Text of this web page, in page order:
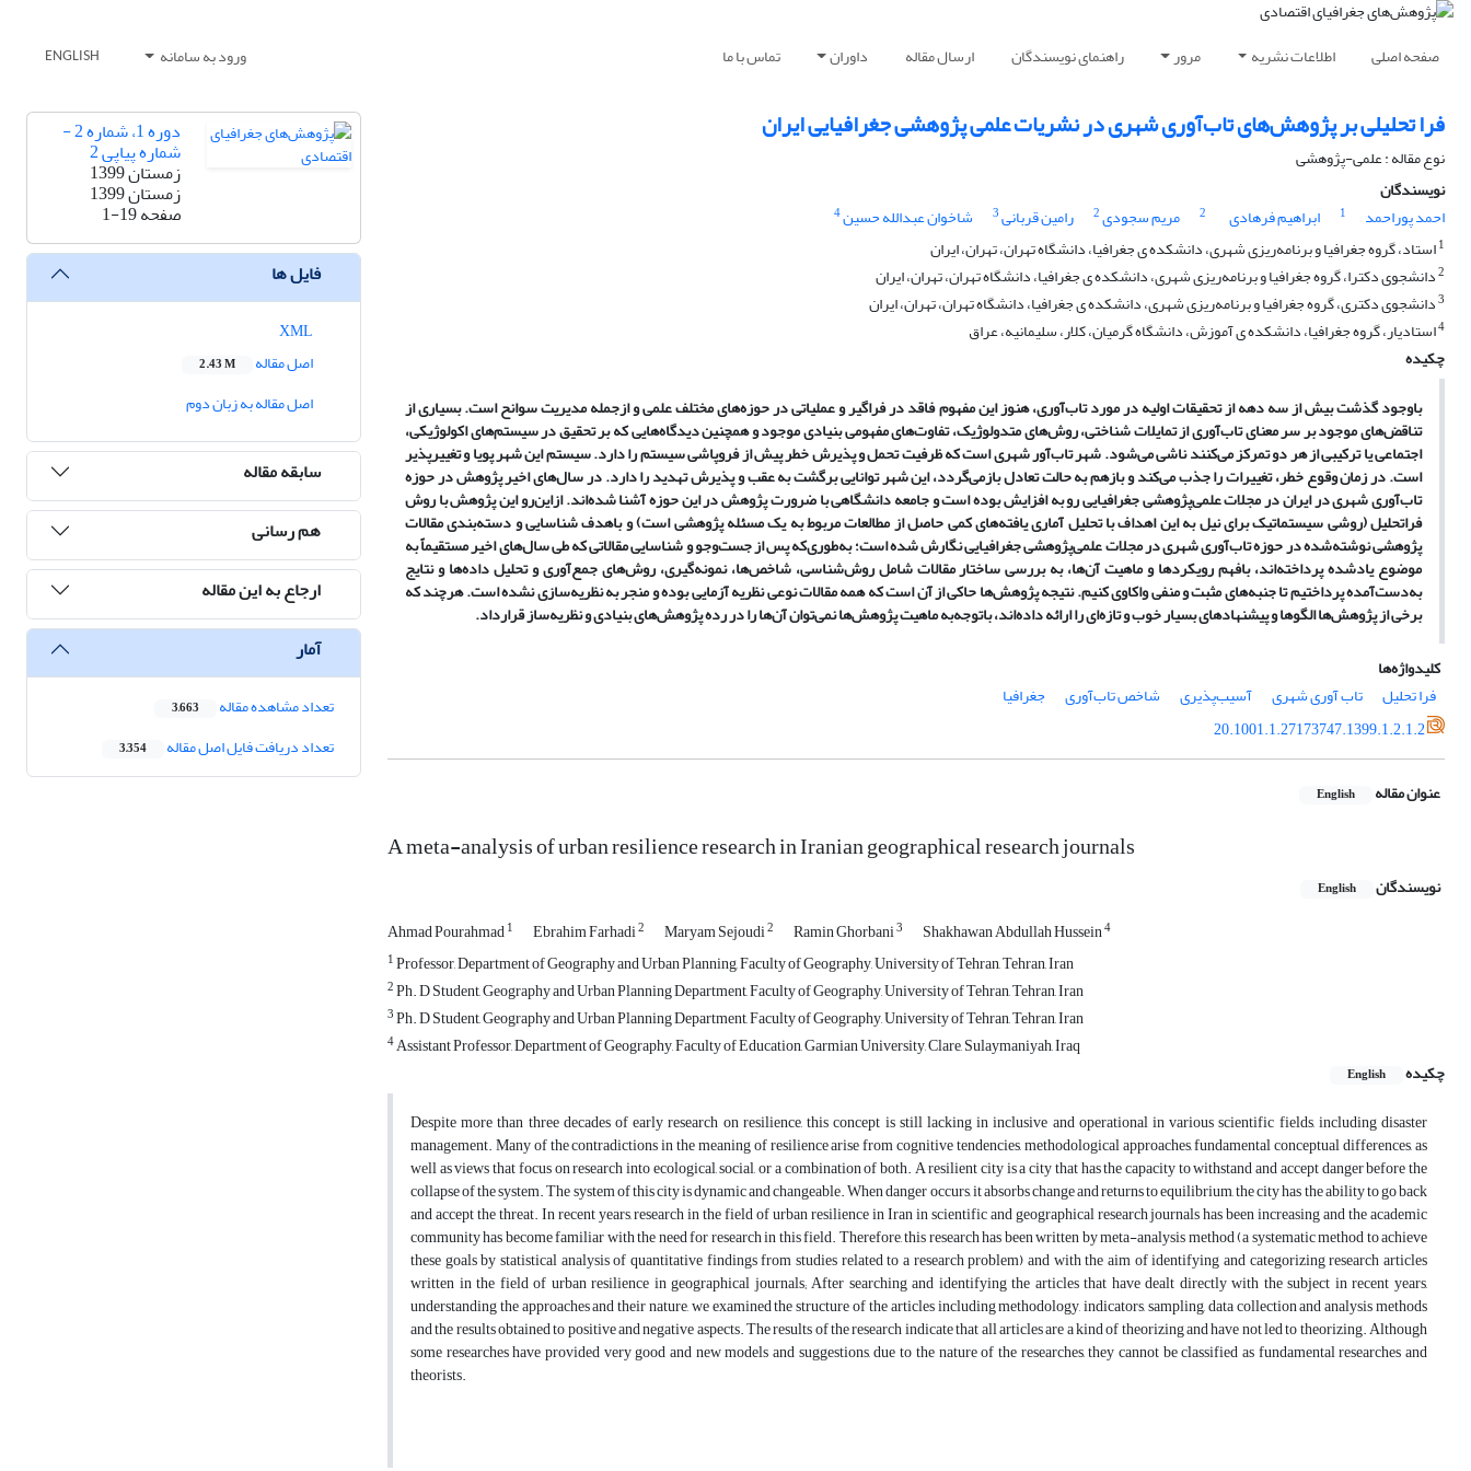
صفحه اصلی اطلاعات نشریه مرور راهنمای نویسندگان ارسال مقاله داوران تماس با ما ورود به سامانه ENGLISH
فرا تحلیلی بر پژوهش‌های تاب‌آوری شهری در نشریات علمی پژوهشی جغرافیایی ایران
نوع مقاله : علمی-پژوهشی
نویسندگان
احمد پوراحمد
1 ابراهیم فرهادی 2 مریم سجودی2 رامین قربانی3 شاخوان عبدالله حسین4
1استاد، گروه جغرافیا و برنامه‌ریزی شهری، دانشکده ی جغرافیا، دانشگاه تهران، تهران، ایران
2دانشجوی دکترا، گروه جغرافیا و برنامه‌ریزی شهری، دانشکده ی جغرافیا، دانشگاه تهران، تهران، ایران
3دانشجوی دکتری، گروه جغرافیا و برنامه‌ریزی شهری، دانشکده ی جغرافیا، دانشگاه تهران، تهران، ایران
4استادیار، گروه جغرافیا، دانشکده ی آموزش، دانشگاه گرمیان، کلار، سلیمانیه، عراق
چکیده
باوجود گذشت بیش از سه دهه از تحقیقات اولیه در مورد تاب‌آوری، هنوز این مفهوم فاقد در فراگیر و عملیاتی در حوزه‌های مختلف علمی و ازجمله مدیریت سوانح است. بسیاری از
تناقض‌های موجود بر سر معنای تاب‌آوری از تمایلات شناختی، روش‌های متدولوژیک، تفاوت‌های مفهومی بنیادی موجود و همچنین دیدگاه‌هایی که بر تحقیق در سیستم‌های اکولوژیکی،
اجتماعی یا ترکیبی از هر دو تمرکز می‌کنند ناشی می‌شود. شهر تاب‌آور شهری است که ظرفیت تحمل و پذیرش خطر پیش از فروپاشی سیستم را دارد. سیستم این شهر پویا و تغییرپذیر
است. در زمان وقوع خطر، تغییرات را جذب می‌کند و بازهم به حالت تعادل بازمی‌گردد، این شهر توانایی برگشت به عقب و پذیرش تهدید را دارد. در سال‌های اخیر پژوهش در حوزه
تاب‌آوری شهری در ایران در مجلات علمی‌پژوهشی جغرافیایی رو به افزایش بوده است و جامعه دانشگاهی با ضرورت پژوهش در این حوزه آشنا شده‌اند. ازاین‌رو این پژوهش با روش
فراتحلیل (روشی سیستماتیک برای نیل به این اهداف با تحلیل آماری یافته‌های کمی حاصل از مطالعات مربوط به یک مسئله پژوهشی است) و باهدف شناسایی و دسته‌بندی مقالات
پژوهشی نوشته‌شده در حوزه تاب‌آوری شهری در مجلات علمی‌پژوهشی جغرافیایی نگارش شده است؛ به‌طوری‌که پس از جست‌وجو و شناسایی مقالاتی که طی سال‌های اخیر مستقیماً به
موضوع یادشده پرداخته‌اند، بافهم رویکردها و ماهیت آن‌ها، به بررسی ساختار مقالات شامل روش‌شناسی، شاخص‌ها، نمونه‌گیری، روش‌های جمع‌آوری و تحلیل داده‌ها و نتایج
به‌دست‌آمده پرداختیم تا جنبه‌های مثبت و منفی واکاوی کنیم. نتیجه پژوهش‌ها حاکی از آن است که همه مقالات نوعی نظریه آزمایی بوده و منجر به نظریه‌سازی نشده است. هرچند که
برخی از پژوهش‌ها الگوها و پیشنهادهای بسیار خوب و تازه‌ای را ارائه داده‌اند، باتوجه‌به ماهیت پژوهش‌ها نمی‌توان آن‌ها را در رده پژوهش‌های بنیادی و نظریه‌ساز قرارداد.
کلیدواژه‌ها
فرا تحلیل
تاب آوری شهری آسیب‌پذیری شاخص تاب‌آوری
جغرافیا
20.1001.1.27173747.1399.1.2.1.2
عنوان مقاله English
A meta-analysis of urban resilience research in Iranian geographical research journals
نویسندگان English
Ahmad Pourahmad1 Ebrahim Farhadi2 Maryam Sejoudi2 Ramin Ghorbani3 Shakhawan Abdullah Hussein4
1Professor, Department of Geography and Urban Planning, Faculty of Geography, University of Tehran, Tehran, Iran
2Ph. D Student, Geography and Urban Planning Department, Faculty of Geography, University of Tehran, Tehran, Iran
3Ph. D Student, Geography and Urban Planning Department, Faculty of Geography, University of Tehran, Tehran, Iran
4Assistant Professor, Department of Geography, Faculty of Education, Garmian University, Clare, Sulaymaniyah, Iraq
چکیده
English
Despite more than three decades of early research on resilience, this concept is still lacking in inclusive and operational in various scientific fields, including disaster
management. Many of the contradictions in the meaning of resilience arise from cognitive tendencies, methodological approaches, fundamental conceptual differences, as
well as views that focus on research into ecological, social, or a combination of both. A resilient city is a city that has the capacity to withstand and accept danger before the
collapse of the system. The system of this city is dynamic and changeable. When danger occurs, it absorbs change and returns to equilibrium, the city has the ability to go back
and accept the threat. In recent years, research in the field of urban resilience in Iran in scientific and geographical research journals has been increasing and the academic
community has become familiar with the need for research in this field. Therefore, this research has been written by meta-analysis method (a systematic method to achieve
these goals by statistical analysis of quantitative findings from studies related to a research problem) and with the aim of identifying and categorizing research articles
written in the field of urban resilience in geographical journals; After searching and identifying the articles that have dealt directly with the subject in recent years,
understanding the approaches and their nature, we examined the structure of the articles including methodology, indicators, sampling, data collection and analysis methods
and the results obtained to positive and negative aspects. The results of the research indicate that all articles are a kind of theorizing and have not led to theorizing. Although
some researches have provided very good and new models and suggestions, due to the nature of the researches, they cannot be classified as fundamental researches and
theorists.
دوره 1، شماره 2 -
شماره پیاپی 2
زمستان 1399
زمستان 1399
صفحه1-19
فایل ها
اصل مقاله
2.43 M
اصل مقاله به زبان دوم
سابقه مقاله
هم رسانی
ارجاع به این مقاله
آمار
تعداد مشاهده مقاله 3,663
تعداد دریافت فایل اصل مقاله 3,354